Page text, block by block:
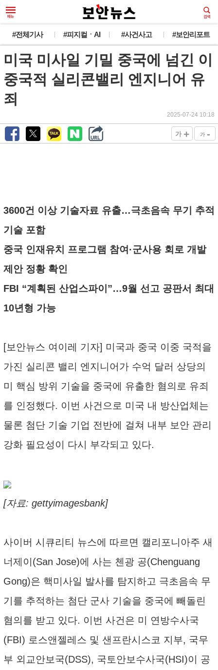
#전체기사 #피지컬ㆍAI #사건사고 #보안리포트
미국 미사일 기밀 중국에 넘긴 이
중국적 실리콘밸리 엔지니어 유
죄
2025-07-24 10:18
가 + 가 -
3600건 이상 기술자료 유출…극초음속 무기 추적
기술 포함
중국 인재유치 프로그램 참여·군사용 회로 개발
제안 정황 확인
FBI “계획된 산업스파이”…9월 선고 공판서 최대
10년형 가능
[보안뉴스 여이레 기자] 미국과 중국 이중 국적을
가진 실리콘 밸리 엔지니어가 수억 달러 상당의
미 핵심 방위 기술을 중국에 유출한 혐의로 유죄
를 인정했다. 이번 사건으로 미국 내 방산업체는
물론 첨단 기술 기업 전반에 걸쳐 내부 보안 관리
강화 필요성이 다시 부각되고 있다.
[자료: gettyimagesbank]
사이버 시큐리티 뉴스에 따르면 캘리포니아주 새
너제이(San Jose)에 사는 첸광 공(Chenguang
Gong)은 핵미사일 발사를 탐지하고 극초음속 무
기를 추적하는 첨단 군사 기술을 중국에 빼돌린
혐의를 받고 있다. 이번 사건은 미 연방수사국
(FBI) 로스앤젤레스 및 샌프란시스코 지부, 국무
부 외교안보국(DSS), 국토안보수사국(HSI)이 공